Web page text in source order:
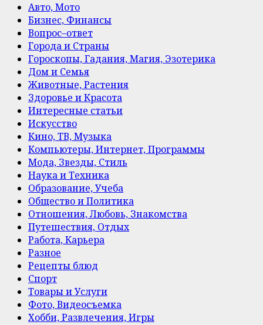
Авто, Мото
Бизнес, Финансы
Вопрос–ответ
Города и Страны
Гороскопы, Гадания, Магия, Эзотерика
Дом и Семья
Животные, Растения
Здоровье и Красота
Интересные статьи
Искусство
Кино, ТВ, Музыка
Компьютеры, Интернет, Программы
Мода, Звезды, Стиль
Наука и Техника
Образование, Учеба
Общество и Политика
Отношения, Любовь, Знакомства
Путешествия, Отдых
Работа, Карьера
Разное
Рецепты блюд
Спорт
Товары и Услуги
Фото, Видеосъемка
Хобби, Развлечения, Игры